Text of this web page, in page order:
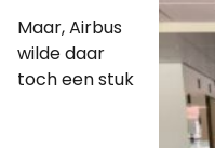
Maar, Airbus
wilde daar
toch een stuk